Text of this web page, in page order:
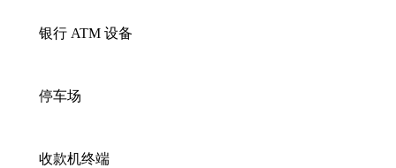
银行 ATM 设备
停车场
收款机终端